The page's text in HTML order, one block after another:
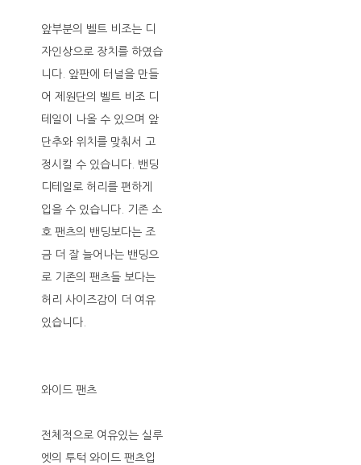
앞부분의 벨트 비조는 디
자인상으로 장치를 하였습
니다. 앞판에 터널을 만들
어 제원단의 벨트 비조 디
테일이 나올 수 있으며 앞
단추와 위치를 맞춰서 고
정시킬 수 있습니다. 밴딩
디테일로 허리를 편하게
입을 수 있습니다. 기존 소
호 팬츠의 밴딩보다는 조
금 더 잘 늘어나는 밴딩으
로 기존의 팬츠들 보다는
허리 사이즈감이 더 여유
있습니다.
와이드 팬츠
전체적으로 여유있는 실루
엣의 투턱 와이드 팬츠입